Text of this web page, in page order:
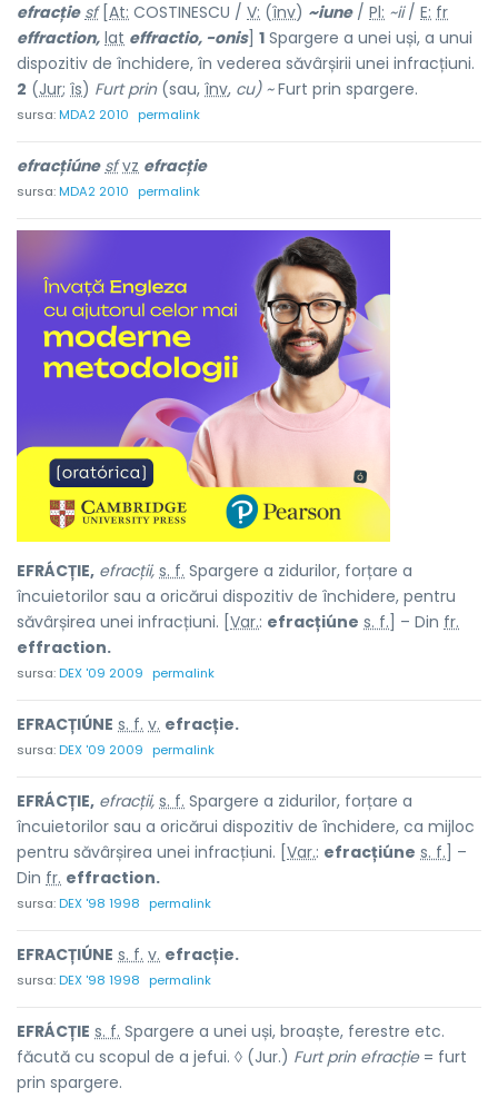
efracție sf[ At: COSTINESCU / V: (înv) ~iune/ Pl: ~ii/ E: fr
effraction, lat effractio, -onis] 1 Spargere a unei uși, a unui
dispozitiv de închidere, în vederea săvârșirii unei infracțiuni.
2 (Jur; îs) Furt prin(sau, înv, cu) ~Furt prin spargere.
sursa:MDA2 2010 permalink
efracțiúne sf vz efracție
sursa:MDA2 2010 permalink
EFRÁCȚIE, efracții, s. f. Spargere a zidurilor, forțare a
încuietorilor sau a oricărui dispozitiv de închidere, pentru
săvârșirea unei infracțiuni. [ Var.: efracțiúne s. f. ] – Din fr.
effraction.
sursa:DEX '09 2009 permalink
EFRACȚIÚNE s. f. v. efracție.
sursa:DEX '09 2009 permalink
EFRÁCȚIE, efracții, s. f. Spargere a zidurilor, forțare a
încuietorilor sau a oricărui dispozitiv de închidere, ca mijloc
pentru săvârșirea unei infracțiuni. [ Var.: efracțiúne s. f. ] –
Din fr. effraction.
sursa:DEX '98 1998 permalink
EFRACȚIÚNE s. f. v. efracție.
sursa:DEX '98 1998 permalink
EFRÁCȚIE s. f. Spargere a unei uși, broaște, ferestre etc.
făcută cu scopul de a jefui. ◊ (Jur.) Furt prin efracție= furt
prin spargere.